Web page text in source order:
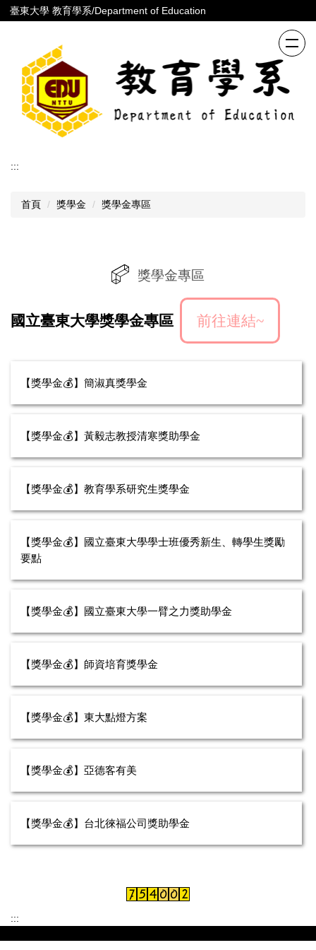
跳
到
臺東大學 教育學系/Department of Education
:::
首頁 獎學金 獎學金專區
獎學金專區
國立臺東大學獎學金專區 前往連結~
【獎學金💰】簡淑真獎學金
【獎學金💰】黃毅志教授清寒獎助學金
【獎學金💰】教育學系研究生獎學金
【獎學金💰】國立臺東大學學士班優秀新生、轉學生獎勵
要點
【獎學金💰】國立臺東大學一臂之力獎助學金
【獎學金💰】師資培育獎學金
【獎學金💰】東大點燈方案
【獎學金💰】亞德客有美
【獎學金💰】台北徠福公司獎助學金
:::